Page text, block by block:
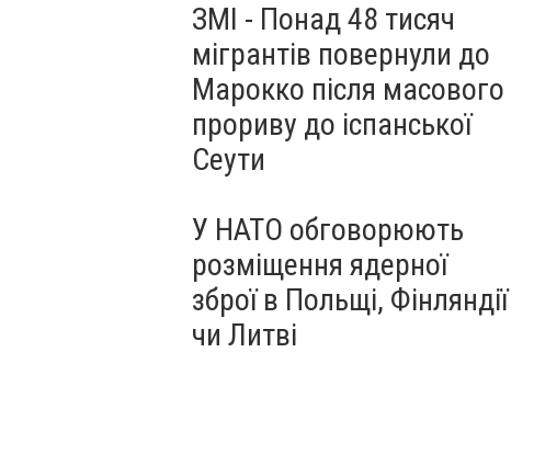
ЗМІ - Понад 48 тисяч
мігрантів повернули до
Марокко після масового
прориву до іспанської
Сеути
У НАТО обговорюють
розміщення ядерної
зброї в Польщі, Фінляндії
чи Литві